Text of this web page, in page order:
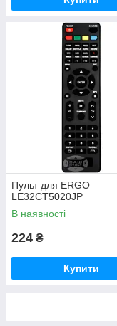
Пульт для ERGO
LE32CT5020JP
В наявності
224 ₴
Купити